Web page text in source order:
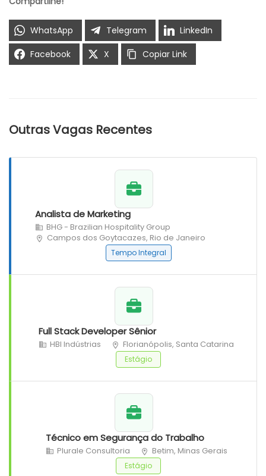
WhatsApp Telegram
LinkedIn
Facebook
X Copiar Link
Outras Vagas Recentes
Analista de Marketing
BHG - Brazilian Hospitality Group
Campos dos Goytacazes, Rio de Janeiro
Tempo Integral
Full Stack Developer Sênior
HBI Indústrias Florianópolis, Santa Catarina
Estágio
Técnico em Segurança do Trabalho
Plurale Consultoria Betim, Minas Gerais
Estágio